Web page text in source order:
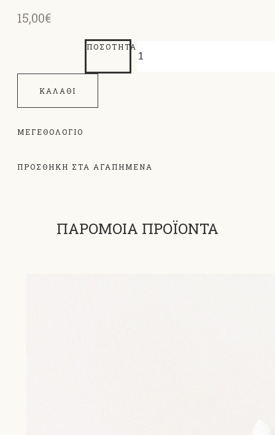
15,00€
ΠΟΣΌΤΗΤΑ
ΚΑΛΆΘΙ
ΜΕΓΕΘΟΛΌΓΙΟ
ΠΡΟΣΘΗΚΗ ΣΤΑ ΑΓΑΠΗΜΕΝΑ
ΠΑΡΟΜΟΙΑ ΠΡΟΪΟΝΤΑ